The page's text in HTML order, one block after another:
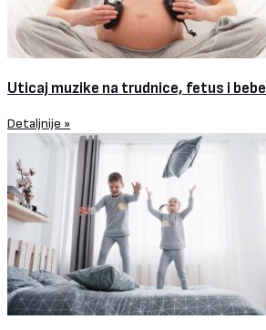
Uticaj muzike na trudnice, fetus i bebe
Detaljnije »